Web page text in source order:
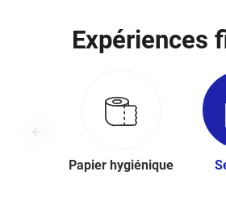
Expériences
Papier hygiénique